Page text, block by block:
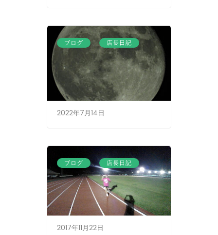
ブログ 、 店長日記
2022年7月14日
ブログ 、 店長日記
2017年11月22日